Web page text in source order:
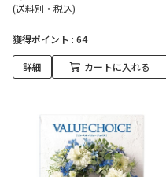
(送料別・税込)
獲得ポイント : 64
詳細 カートに入れる